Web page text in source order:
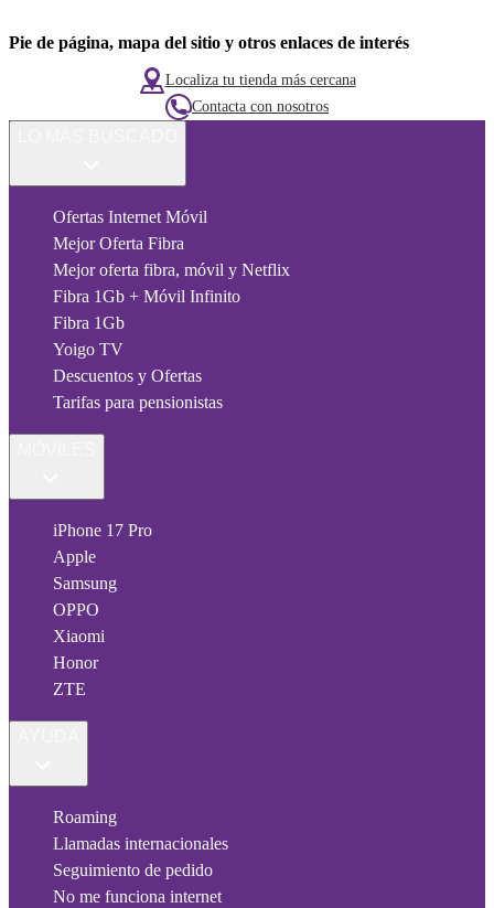
Pie de página, mapa del sitio y otros enlaces de interés
Localiza tu tienda más cercana
Contacta con nosotros
Ofertas Internet Móvil
Mejor Oferta Fibra
Mejor oferta fibra, móvil y Netflix
Fibra 1Gb + Móvil Infinito
Fibra 1Gb
Yoigo TV
Descuentos y Ofertas
Tarifas para pensionistas
iPhone 17 Pro
Apple
Samsung
OPPO
Xiaomi
Honor
ZTE
Roaming
Llamadas internacionales
Seguimiento de pedido
No me funciona internet